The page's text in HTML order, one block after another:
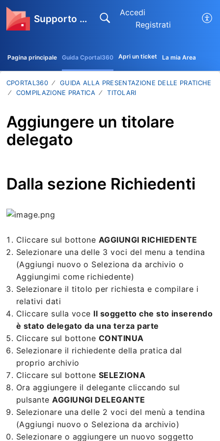
Supporto CPortal360
Accedi
Registrati
Pagina principale Guida Cportal360 Apri un ticket La mia Area
CPORTAL360
GUIDA ALLA PRESENTAZIONE DELLE PRATICHE
COMPILAZIONE PRATICA
TITOLARI
Aggiungere un titolare
delegato
Dalla sezione Richiedenti
Cliccare sul bottone AGGIUNGI RICHIEDENTE
Selezionare una delle 3 voci del menu a tendina
(Aggiungi nuovo o Seleziona da archivio o
Aggiungimi come richiedente)
Selezionare il titolo per richiesta e compilare i
relativi dati
Cliccare sulla voce Il soggetto che sto inserendo
è stato delegato da una terza parte
Cliccare sul bottone CONTINUA
Selezionare il richiedente della pratica dal
proprio archivio
Cliccare sul bottone SELEZIONA
Ora aggiungere il delegante cliccando sul
pulsanteAGGIUNGI DELEGANTE
Selezionare una delle 2 voci del menù a tendina
(Aggiungi nuovo o Seleziona da archivio)
Selezionare o aggiungere un nuovo soggetto